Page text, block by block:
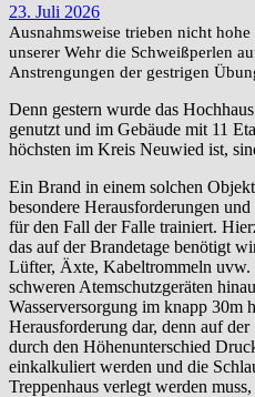
23. Juli 2026
Ausnahmsweise trieben nicht
unserer Wehr die Schweißperlen
Anstrengungen der gestrigen
Denn gestern wurde das
genutzt und im Gebäude mit 11
höchsten im Kreis Neuwied ist,
Ein Brand in einem solchen
besondere Herausforderungen
für den Fall der Falle trainiert.
das auf der Brandetage benötigt
Lüfter, Äxte, Kabeltrommeln
schweren Atemschutzgeräten
Wasserversorgung im knapp 30m
Herausforderung dar, denn auf
durch den Höhenunterschied
einkalkuliert werden und die
Treppenhaus verlegt werden